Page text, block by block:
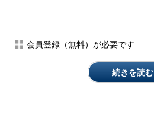
会員登録（無料）が必要です
続きを読む